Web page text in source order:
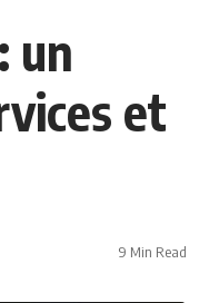
un
et
9 Min Read